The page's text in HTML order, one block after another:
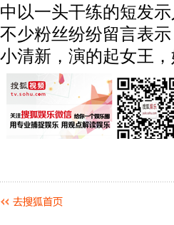
中以一头干练的短发
不少粉丝纷纷留言表
小清新，演的起女王